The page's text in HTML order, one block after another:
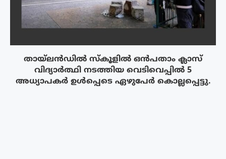
തായ്‌ലൻഡിൽ സ്കൂളിൽ ഒൻപതാം ക്ലാസ്
വിദ്യാർത്ഥി നടത്തിയ വെടിവെപ്പിൽ 5
അധ്യാപകർ ഉൾപ്പെടെ ഏഴുപേർ കൊല്ലപ്പെട്ടു.